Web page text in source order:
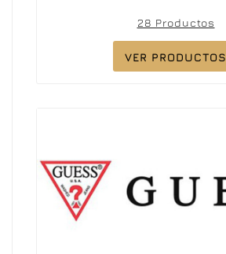
28 Productos
VER PRODUCTOS